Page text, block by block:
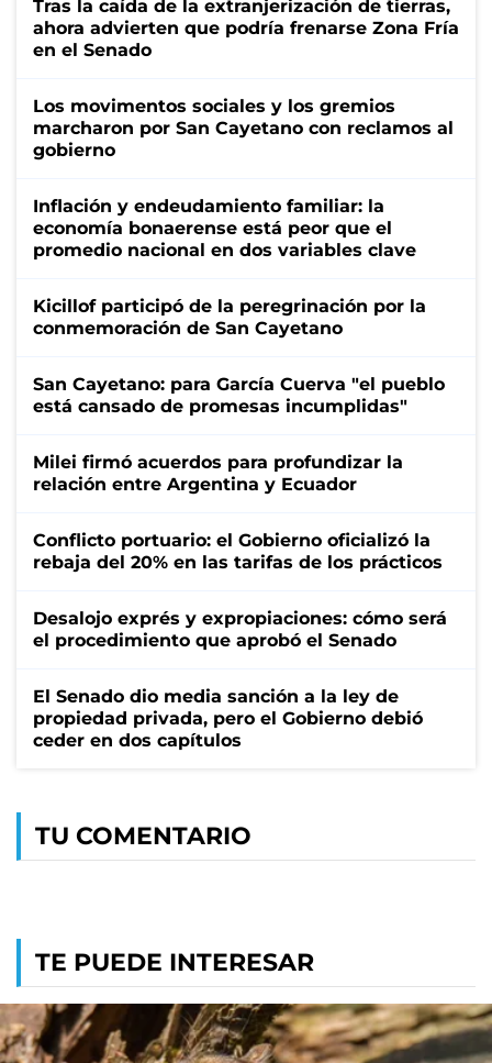
Tras la caída de la extranjerización de tierras,
ahora advierten que podría frenarse Zona Fría
en el Senado
Los movimentos sociales y los gremios
marcharon por San Cayetano con reclamos al
gobierno
Inflación y endeudamiento familiar: la
economía bonaerense está peor que el
promedio nacional en dos variables clave
Kicillof participó de la peregrinación por la
conmemoración de San Cayetano
San Cayetano: para García Cuerva "el pueblo
está cansado de promesas incumplidas"
Milei firmó acuerdos para profundizar la
relación entre Argentina y Ecuador
Conflicto portuario: el Gobierno oficializó la
rebaja del 20% en las tarifas de los prácticos
Desalojo exprés y expropiaciones: cómo será
el procedimiento que aprobó el Senado
El Senado dio media sanción a la ley de
propiedad privada, pero el Gobierno debió
ceder en dos capítulos
TU COMENTARIO
TE PUEDE INTERESAR